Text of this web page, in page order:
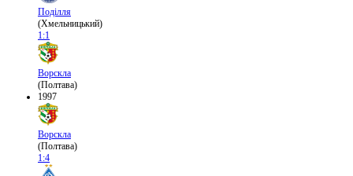
Поділля
(Хмельницький)
1:1
Ворскла
(Полтава)
1997
Ворскла
(Полтава)
1:4